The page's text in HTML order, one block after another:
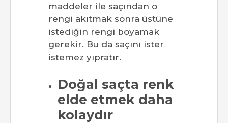
maddeler ile saçından o
rengi akıtmak sonra üstüne
istediğin rengi boyamak
gerekir. Bu da saçını ister
istemez yıpratır.
Doğal saçta renk
elde etmek daha
kolaydır